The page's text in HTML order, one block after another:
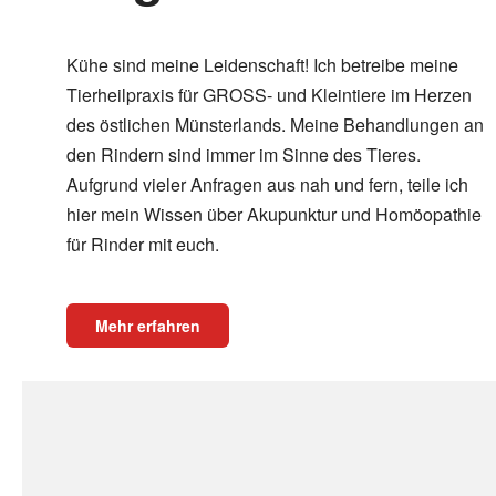
Kühe sind meine Leidenschaft! Ich betreibe meine
Tierheilpraxis für GROSS- und Kleintiere im Herzen
des östlichen Münsterlands. Meine Behandlungen an
den Rindern sind immer im Sinne des Tieres.
Aufgrund vieler Anfragen aus nah und fern, teile ich
hier mein Wissen über Akupunktur und Homöopathie
für Rinder mit euch.
Mehr erfahren